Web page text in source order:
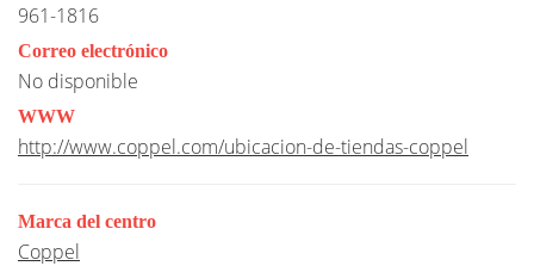
961-1816
Correo electrónico
No disponible
WWW
http://www.coppel.com/ubicacion-de-tiendas-coppel
Marca del centro
Coppel